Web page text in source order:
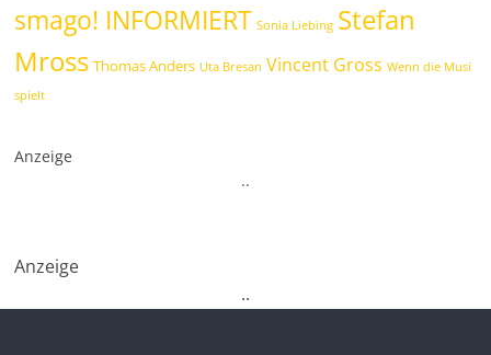
smago! INFORMIERT Sonia Liebing Stefan
Mross Thomas Anders Uta Bresan Vincent Gross Wenn die Musi
spielt
Anzeige
..
Anzeige
..